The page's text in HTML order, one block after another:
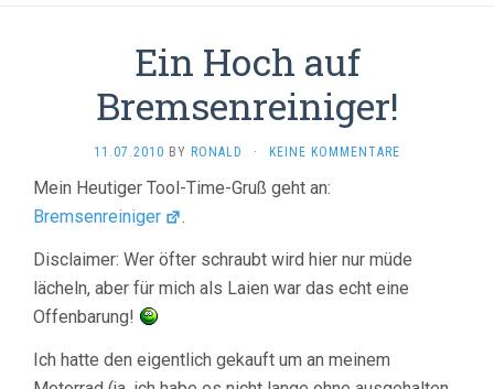
Ein Hoch auf
Bremsenreiniger!
11.07.2010 BY RONALD · KEINE KOMMENTARE
Mein Heutiger Tool-Time-Gruß geht an:
Bremsenreiniger
.
Disclaimer: Wer öfter schraubt wird hier nur müde
lächeln, aber für mich als Laien war das echt eine
Offenbarung!
Ich hatte den eigentlich gekauft um an meinem